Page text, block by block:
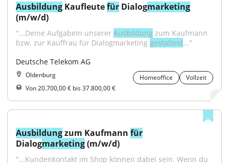
Ausbildung Kaufleute für Dialogmarketing
(m/w/d)
"...Deine AufgabeIn unserer Ausbildung zum Kaufmann
bzw. zur Kauffrau für Dialogmarketing gestaltest..."
Deutsche Telekom AG
Oldenburg Homeoffice
Vollzeit
Von 20.700,00 € bis 37.800,00 €
Ausbildung zum Kaufmann für
Dialogmarketing (m/w/d)
"...Kundenkontakt im Shop können dabei sein. Wenn du